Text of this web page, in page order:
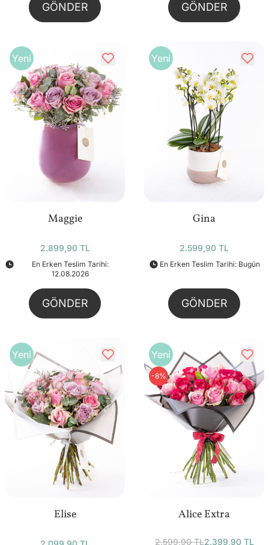
GÖNDER GÖNDER
Yeni
Maggie
2.899,90 TL
En Erken Teslim Tarihi:
12.08.2026
GÖNDER
Yeni
Gina
2.599,90 TL
En Erken Teslim Tarihi: Bugün
GÖNDER
Yeni
Elise
Yeni
-8%
Alice Extra
2.599,90 TL2.399,90 TL